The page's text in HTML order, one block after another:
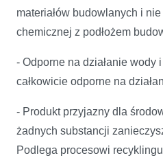
materiałów budow­lanych i
chemicznej z podłożem
- Odporne na działanie wody
całkowicie odporne na
- Produkt przyjazny dla
żadnych substancji
Podlega procesowi